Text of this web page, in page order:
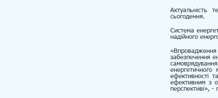
Актуальність
сьогодення.
Система
надійного
забезпечення
енергетичного
ефективності
ефективним з
перспективі», -